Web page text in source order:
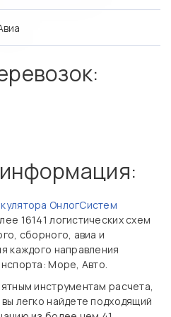
ОнлогСистем
16141 логистических схем
сборного, авиа и
каждого направления
Море, Авто.
инструментам расчета,
легко найдете подходящий